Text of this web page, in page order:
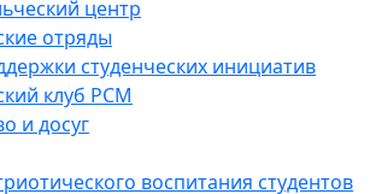
центр
отряды
студенческих инициатив
клуб РСМ
и досуг
воспитания студентов